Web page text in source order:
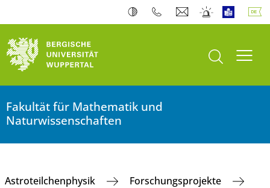
Suche öffnen
Fakultät für Mathematik und
Naturwissenschaften
Astroteilchenphysik
Forschungsprojekte